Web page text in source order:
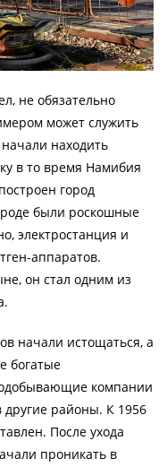
не обязательно
может служить
находить
в то время Намибия
город
были роскошные
электростанция и
аппаратов.
он стал одним из
начали истощаться, а
богатые
компании
другие районы. К 1956
После ухода
проникать в